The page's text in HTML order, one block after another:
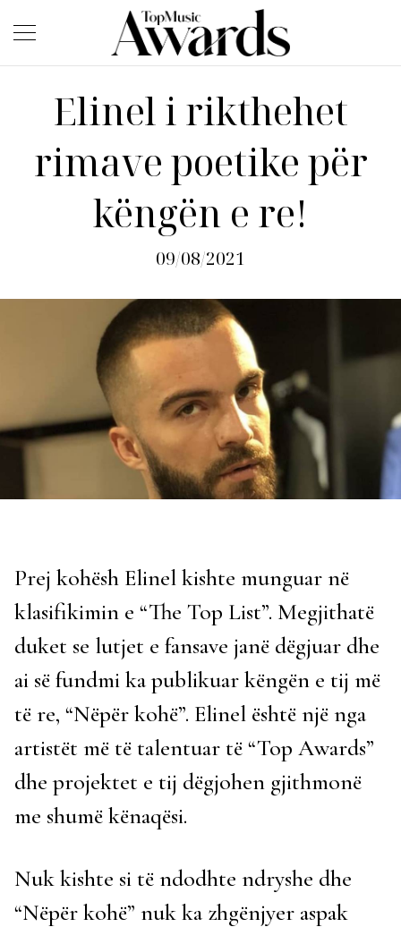
Elinel i rikthehet
rimave poetike për
këngën e re!
09/08/2021
Prej kohësh Elinel kishte munguar në
klasifikimin e “The Top List”. Megjithatë
duket se lutjet e fansave janë dëgjuar dhe
ai së fundmi ka publikuar këngën e tij më
të re, “Nëpër kohë”. Elinel është një nga
artistët më të talentuar të “Top Awards”
dhe projektet e tij dëgjohen gjithmonë
me shumë kënaqësi.
Nuk kishte si të ndodhte ndryshe dhe
“Nëpër kohë” nuk ka zhgënjyer aspak